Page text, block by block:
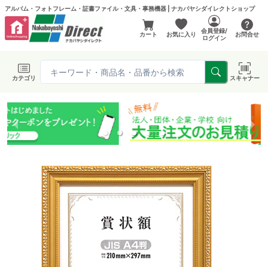
アルバム・フォトフレーム・証書ファイル・文具・事務機器 | ナカバヤシダイレクトショップ
カート お気に入り
会員登録/
ログイン
お問合せ
カテゴリ スキャナー